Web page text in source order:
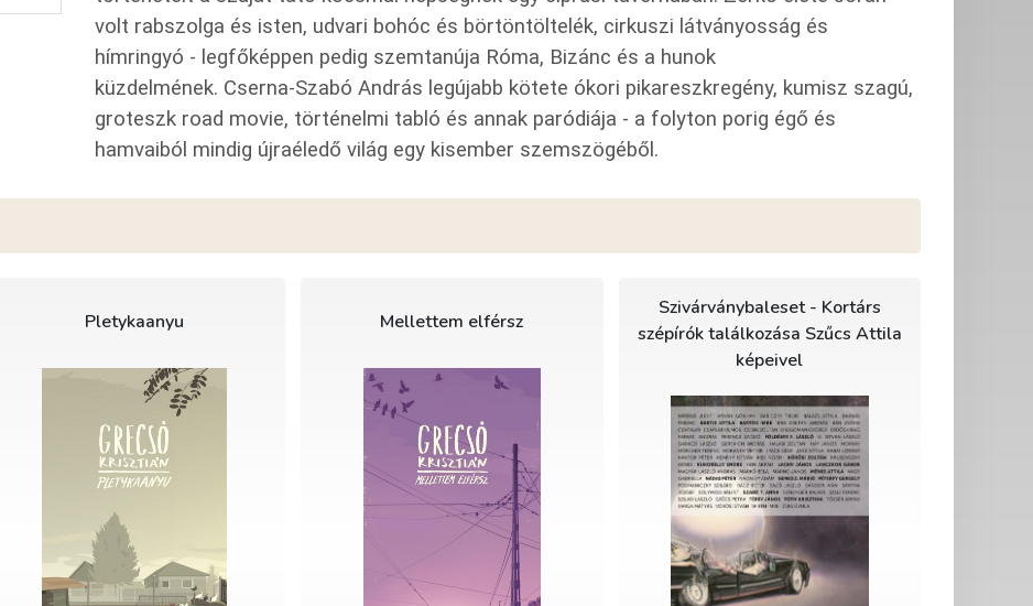
volt rabszolga és isten, udvari bohóc és börtöntöltelék, cirkuszi látványosság és
hímringyó - legfőképpen pedig szemtanúja Róma, Bizánc és a hunok
küzdelmének. Cserna-Szabó András legújabb kötete ókori pikareszkregény, kumisz szagú,
groteszk road movie, történelmi tabló és annak paródiája - a folyton porig égő és
hamvaiból mindig újraéledő világ egy kisember szemszögéből.
Pletykaanyu Mellettem elférsz
Szivárványbaleset - Kortárs
szépírók találkozása Szűcs Attila
képeivel